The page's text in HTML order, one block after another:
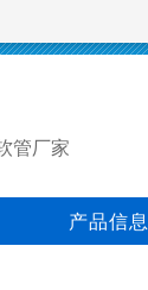
管厂家
产品信息